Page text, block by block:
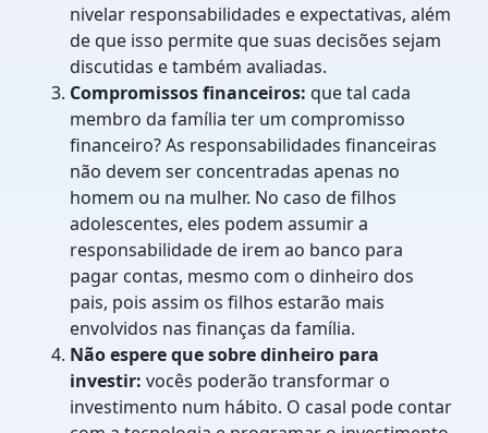
nivelar responsabilidades e expectativas, além
de que isso permite que suas decisões sejam
discutidas e também avaliadas.
Compromissos financeiros: que tal cada
membro da família ter um compromisso
financeiro? As responsabilidades financeiras
não devem ser concentradas apenas no
homem ou na mulher. No caso de filhos
adolescentes, eles podem assumir a
responsabilidade de irem ao banco para
pagar contas, mesmo com o dinheiro dos
pais, pois assim os filhos estarão mais
envolvidos nas finanças da família.
Não espere que sobre dinheiro para
investir: vocês poderão transformar o
investimento num hábito. O casal pode contar